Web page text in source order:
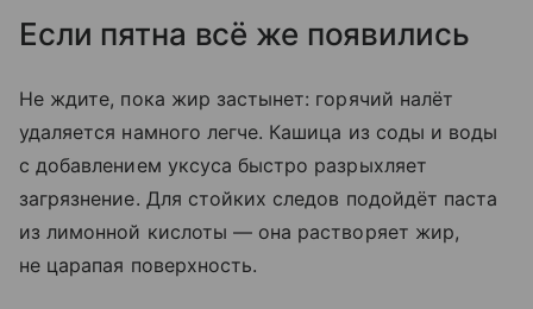
Если пятна всё же появились
Не ждите, пока жир застынет: горячий налёт
удаляется намного легче. Кашица из соды и воды
с добавлением уксуса быстро разрыхляет
загрязнение. Для стойких следов подойдёт паста
из лимонной кислоты — она растворяет жир,
не царапая поверхность.